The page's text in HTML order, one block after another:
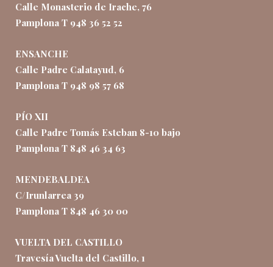
Calle Monasterio de Irache, 76
Pamplona T 948 36 52 52
ENSANCHE
Calle Padre Calatayud, 6
Pamplona T 948 98 57 68
PÍO XII
Calle Padre Tomás Esteban 8-10 bajo
Pamplona T 848 46 34 63
MENDEBALDEA
C/Irunlarrea 39
Pamplona T 848 46 30 00
VUELTA DEL CASTILLO
Travesía Vuelta del Castillo, 1